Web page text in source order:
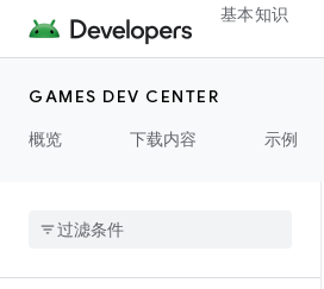
基本知识
GAMES DEV CENTER
概览
下载内容 示例